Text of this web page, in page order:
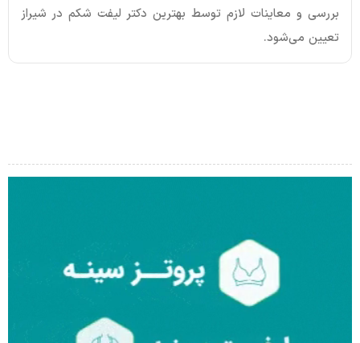
بررسی و معاینات لازم توسط بهترین دکتر لیفت شکم در شیراز
تعیین می‌شود.